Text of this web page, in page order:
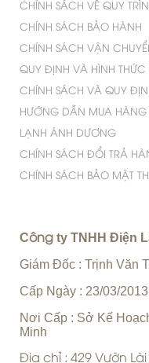
CHÍNH SÁCH VỀ QUY
CHÍNH SÁCH BẢO HÀNH
CHÍNH SÁCH VẬN
QUY ĐỊNH VÀ HÌNH THỨC
CHÍNH SÁCH VÀ QUY
HƯỚNG DẪN MUA HÀNG
LẠNH ÁNH DƯƠNG
CHÍNH SÁCH ĐỔI TRẢ
CHÍNH SÁCH BẢO MẬT
Công ty TNHH Điện
Giám Đốc : Trịnh Văn
Cấp Ngày : 23/03/2013
Nơi Cấp : Sở Kế
Minh
Địa chỉ : 429 Vườn